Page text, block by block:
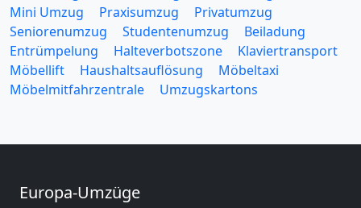
Mini Umzug
Praxisumzug
Privatumzug
Seniorenumzug
Studentenumzug
Beiladung
Entrümpelung
Halteverbotszone
Klaviertransport
Möbellift
Haushaltsauflösung
Möbeltaxi
Möbelmitfahrzentrale
Umzugskartons
Europa-Umzüge